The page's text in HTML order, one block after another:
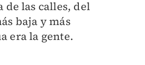
de las calles, del
baja y más
era la gente.